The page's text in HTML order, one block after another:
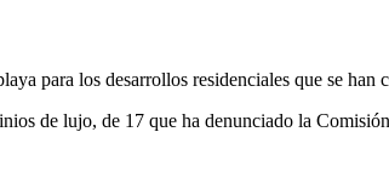
para los desarrollos residenciales que se
de lujo, de 17 que ha denunciado la